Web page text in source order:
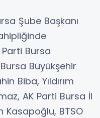
Şube Başkanı
Bursa
Büyükşehir
Biba, Yıldırım
AK Parti Bursa İl
Kasapoğlu, BTSO